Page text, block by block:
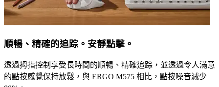
順暢、精確的追踪。安靜點擊。
透過拇指控制享受長時間的順暢、精確追踪，並透過令人滿意
的點按感覺保持放鬆，與 ERGO M575 相比，點按噪音減少